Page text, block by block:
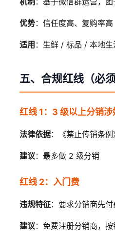
优势：信任度高、复购率高
适用 ：生鲜 / 标品 / 本地生
五、合规红线（必须
红线 1：3 级以上分销涉
法律依据：《禁止传销条
建议：最多做 2 级分销
红线 2：入门费
违规特征：要求分销商先
建议：免费注册分销商，